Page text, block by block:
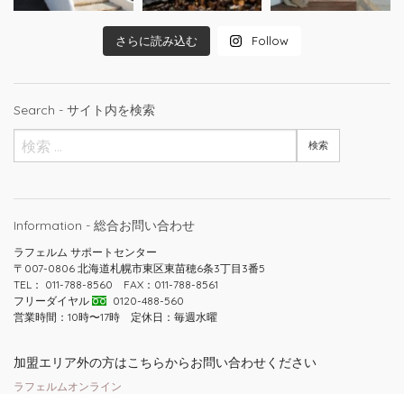
さらに読み込む Follow
Search - サイト内を検索
Information - 総合お問い合わせ
ラフェルム サポートセンター
〒007-0806 北海道札幌市東区東苗穂6条3丁目3番5
TEL： 011-788-8560 FAX：011-788-8561
フリーダイヤル
0120-488-560
営業時間：10時〜17時 定休日：毎週水曜
加盟エリア外の方はこちらからお問い合わせください
ラフェルムオンライン